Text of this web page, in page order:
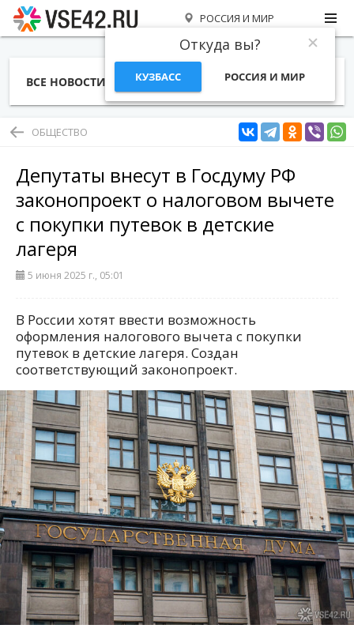
РОССИЯ И МИР
Откуда вы?
КУЗБАСС РОССИЯ И МИР
ВСЕ НОВОСТИ СТАТЬИ ТЕМЫ ФОТО
ОБЩЕСТВО
Депутаты внесут в Госдуму РФ
законопроект о налоговом вычете
с покупки путевок в детские
лагеря
5 июня 2025 г., 05:01
В России хотят ввести возможность
оформления налогового вычета с покупки
путевок в детские лагеря. Создан
соответствующий законопроект.